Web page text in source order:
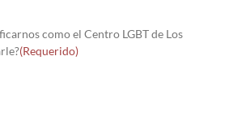
como el Centro LGBT de Los
(Requerido)